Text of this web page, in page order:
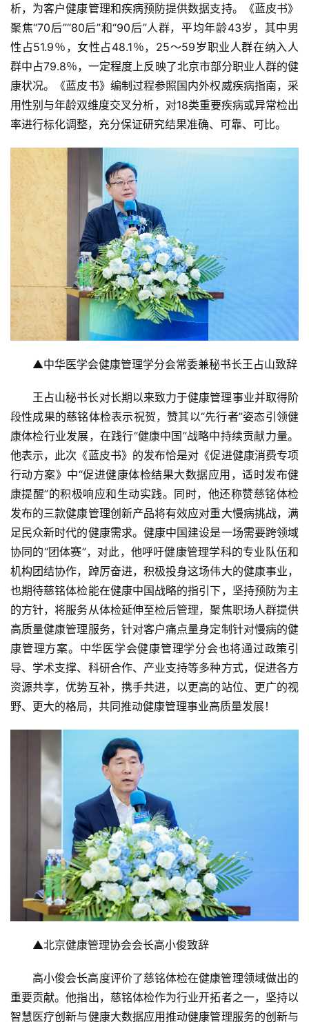
析，为客户健康管理和疾病预防提供数据支持。《蓝皮书》
聚焦“70后”“80后”和“90后”人群，平均年龄43岁，其中男
性占51.9％，女性占48.1％，25～59岁职业人群在纳入人
群中占79.8％，一定程度上反映了北京市部分职业人群的健
康状况。《蓝皮书》编制过程参照国内外权威疾病指南，采
用性别与年龄双维度交叉分析，对18类重要疾病或异常检出
率进行标化调整，充分保证研究结果准确、可靠、可比。
▲中华医学会健康管理学分会常委兼秘书长王占山致辞
王占山秘书长对长期以来致力于健康管理事业并取得阶
段性成果的慈铭体检表示祝贺，赞其以“先行者”姿态引领健
康体检行业发展，在践行“健康中国”战略中持续贡献力量。
他表示，此次《蓝皮书》的发布恰是对《促进健康消费专项
行动方案》中“促进健康体检结果大数据应用，适时发布健
康提醒”的积极响应和生动实践。同时，他还称赞慈铭体检
发布的三款健康管理创新产品将有效应对重大慢病挑战，满
足民众新时代的健康需求。健康中国建设是一场需要跨领域
协同的“团体赛”，对此，他呼吁健康管理学科的专业队伍和
机构团结协作，踔厉奋进，积极投身这场伟大的健康事业，
也期待慈铭体检能在健康中国战略的指引下，坚持预防为主
的方针，将服务从体检延伸至检后管理，聚焦职场人群提供
高质量健康管理服务，针对客户痛点量身定制针对慢病的健
康管理方案。中华医学会健康管理学分会也将通过政策引
导、学术支撑、科研合作、产业支持等多种方式，促进各方
资源共享，优势互补，携手共进，以更高的站位、更广的视
野、更大的格局，共同推动健康管理事业高质量发展！
▲北京健康管理协会会长高小俊致辞
高小俊会长高度评价了慈铭体检在健康管理领域做出的
重要贡献。他指出，慈铭体检作为行业开拓者之一，坚持以
智慧医疗创新与健康大数据应用推动健康管理服务的创新与